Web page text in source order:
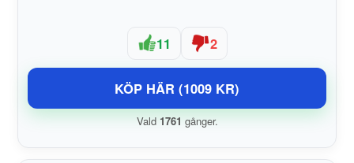
11 2
KÖP HÄR (1009 KR)
Vald 1761 gånger.